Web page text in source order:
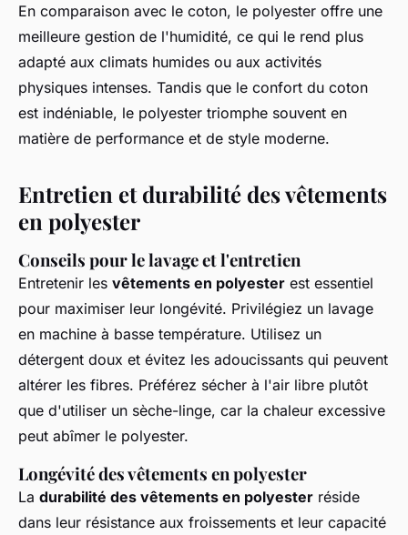
En comparaison avec le coton, le polyester offre une
meilleure gestion de l'humidité, ce qui le rend plus
adapté aux climats humides ou aux activités
physiques intenses. Tandis que le confort du coton
est indéniable, le polyester triomphe souvent en
matière de performance et de style moderne.
Entretien et durabilité des vêtements
en polyester
Conseils pour le lavage et l'entretien
Entretenir les vêtements en polyester est essentiel
pour maximiser leur longévité. Privilégiez un lavage
en machine à basse température. Utilisez un
détergent doux et évitez les adoucissants qui peuvent
altérer les fibres. Préférez sécher à l'air libre plutôt
que d'utiliser un sèche-linge, car la chaleur excessive
peut abîmer le polyester.
Longévité des vêtements en polyester
La durabilité des vêtements en polyester réside
dans leur résistance aux froissements et leur capacité